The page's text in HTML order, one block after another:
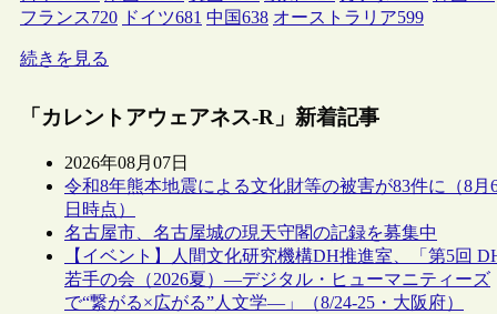
フランス720 ドイツ681 中国638 オーストラリア599
続きを見る
「カレントアウェアネス-R」新着記事
2026年08月07日
令和8年熊本地震による文化財等の被害が83件に（8月
日時点）
名古屋市、名古屋城の現天守閣の記録を募集中
【イベント】人間文化研究機構DH推進室、「第5回
若手の会（2026夏）―デジタル・ヒューマニティーズ
で“繋がる×広がる”人文学―」（8/24-25・大阪府）